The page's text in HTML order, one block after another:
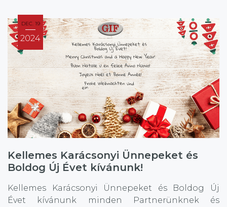
Kellemes Karácsonyi Ünnepeket és
Boldog Új Évet kívánunk!
DEC. 19
2024
Kellemes Karácsonyi Ünnepeket és Boldog Új
Évet kívánunk minden Partnerünknek és